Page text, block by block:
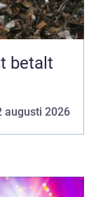
augusti 2026